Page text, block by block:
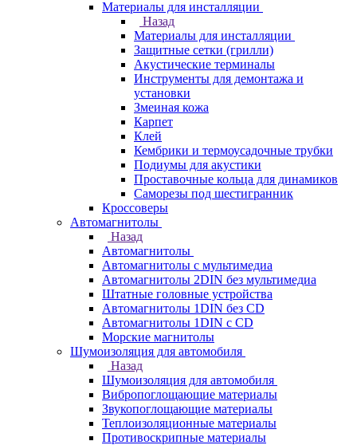
Материалы для инсталляции
Назад
Материалы для инсталляции
Защитные сетки (грилли)
Акустические терминалы
Инструменты для демонтажа и
установки
Змеиная кожа
Карпет
Клей
Кембрики и термоусадочные трубки
Подиумы для акустики
Проставочные кольца для динамиков
Саморезы под шестигранник
Кроссоверы
Автомагнитолы
Назад
Автомагнитолы
Автомагнитолы с мультимедиа
Автомагнитолы 2DIN без мультимедиа
Штатные головные устройства
Автомагнитолы 1DIN без CD
Автомагнитолы 1DIN с CD
Морские магнитолы
Шумоизоляция для автомобиля
Назад
Шумоизоляция для автомобиля
Вибропоглощающие материалы
Звукопоглощающие материалы
Теплоизоляционные материалы
Противоскрипные материалы